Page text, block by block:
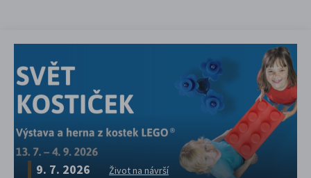
9. 7. 2026 Život na návrší